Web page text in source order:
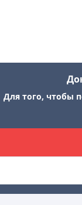
Для того, чтобы